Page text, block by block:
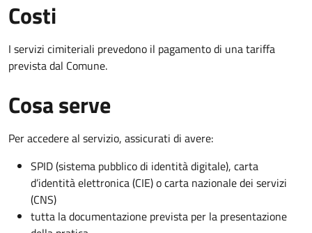
Costi
I servizi cimiteriali prevedono il pagamento di una tariffa
prevista dal Comune.
Cosa serve
Per accedere al servizio, assicurati di avere:
SPID (sistema pubblico di identità digitale), carta
d’identità elettronica (CIE) o carta nazionale dei servizi
(CNS)
tutta la documentazione prevista per la presentazione